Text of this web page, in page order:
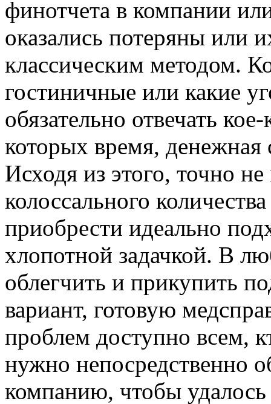
финотчета в компании
оказались потеряны или
классическим методом.
гостиничные или какие
обязательно отвечать
которых время, денежная
Исходя из этого, точно
колоссального
приобрести идеально
хлопотной задачкой. В
облегчить и прикупить
вариант, готовую
проблем доступно всем,
нужно непосредственно
компанию, чтобы удалось